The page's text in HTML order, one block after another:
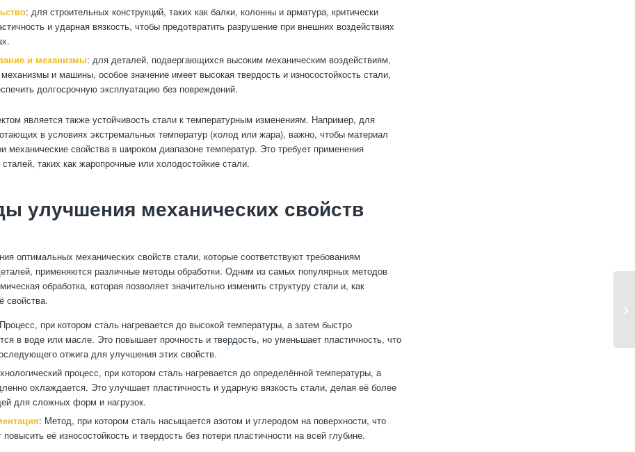
: для строительных конструкций, таких как балки, колонны и арматура, критически
и ударная вязкость, чтобы предотвратить разрушение при внешних воздействиях
и механизмы: для деталей, подвергающихся высоким механическим воздействиям,
и машины, особое значение имеет высокая твердость и износостойкость стали,
долгосрочную эксплуатацию без повреждений.
является также устойчивость стали к температурным изменениям. Например, для
в условиях экстремальных температур (холод или жара), важно, чтобы материал
механические свойства в широком диапазоне температур. Это требует применения
таких как жаропрочные или холодостойкие стали.
улучшения механических свойств
оптимальных механических свойств стали, которые соответствуют требованиям
применяются различные методы обработки. Одним из самых популярных методов
обработка, которая позволяет значительно изменить структуру стали и, как
свойства.
при котором сталь нагревается до высокой температуры, а затем быстро
в воде или масле. Это повышает прочность и твердость, но уменьшает пластичность, что
отжига для улучшения этих свойств.
процесс, при котором сталь нагревается до определённой температуры, а
охлаждается. Это улучшает пластичность и ударную вязкость стали, делая её более
для сложных форм и нагрузок.
: Метод, при котором сталь насыщается азотом и углеродом на поверхности, что
повысить её износостойкость и твердость без потери пластичности на всей глубине.